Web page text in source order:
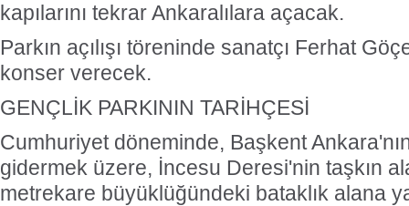
kapılarını tekrar Ankaralılara açacak.
Parkın açılışı töreninde sanatçı Ferhat
konser verecek.
GENÇLİK PARKININ TARİHÇESİ
Cumhuriyet döneminde, Başkent
gidermek üzere, İncesu Deresi'nin taşkın
metrekare büyüklüğündeki bataklık alana